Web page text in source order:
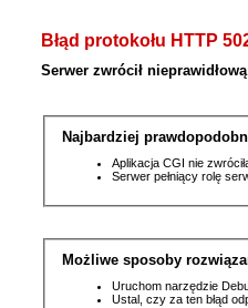
Błąd protokołu HTTP
Serwer zwrócił
Najbardziej
Aplikacja CGI nie
Serwer pełniący rolę
Możliwe sposoby
Uruchom narzędzie
Ustal, czy za ten błąd